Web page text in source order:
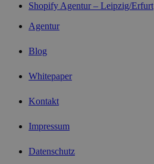
Shopify Agentur – Leipzig/Erfurt
Agentur
Blog
Whitepaper
Kontakt
Impressum
Datenschutz